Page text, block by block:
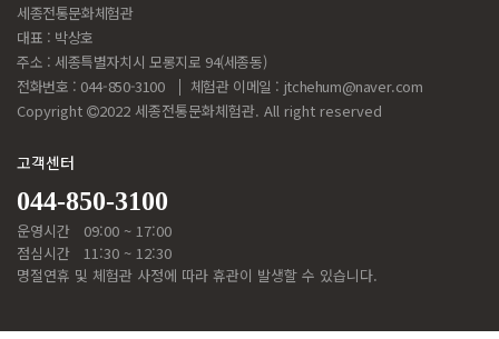
세종전통문화체험관
대표 : 박상호
주소 : 세종특별자치시 모롱지로 94(세종동)
전화번호 : 044-850-3100
체험관 이메일 : jtchehum@naver.com
Copyright
2022 세종전통문화체험관. All right reserved
고객센터
044-850-3100
운영시간
09:00 ~ 17:00
점심시간
11:30 ~ 12:30
명절연휴 및 체험관 사정에 따라 휴관이 발생할 수 있습니다.